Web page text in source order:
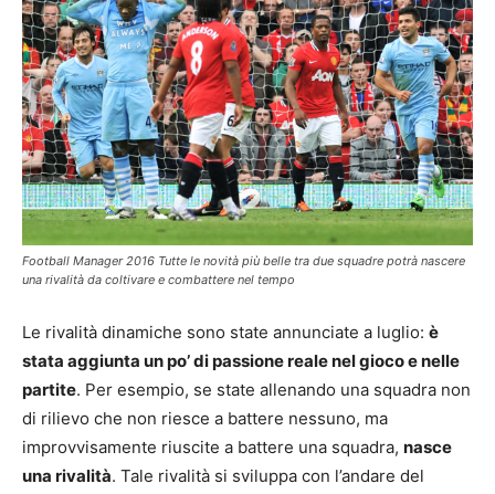
Football Manager 2016 Tutte le novità più belle tra due squadre potrà nascere
una rivalità da coltivare e combattere nel tempo
Le rivalità dinamiche sono state annunciate a luglio: è
stata aggiunta un po’ di passione reale nel gioco e nelle
partite. Per esempio, se state allenando una squadra non
di rilievo che non riesce a battere nessuno, ma
improvvisamente riuscite a battere una squadra, nasce
una rivalità. Tale rivalità si sviluppa con l’andare del